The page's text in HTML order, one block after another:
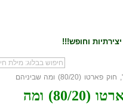
וחופש!!!
הבלוג
20) ומה שביניהם
שיטת "קיר החרא", חוק פארטו (80/20) ומה